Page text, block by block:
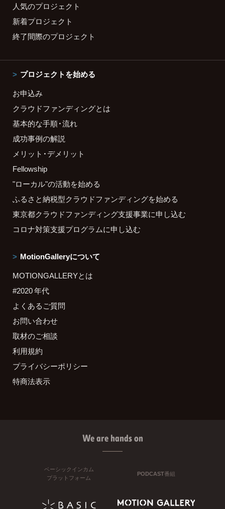
人気のプロジェクト
新着プロジェクト
終了間際のプロジェクト
プロジェクトを始める
お申込み
クラウドファンディングとは
基本的な手順・流れ
成功事例の解説
メリット・デメリット
Fellowship
"ローカル"の活動を始める
ふるさと納税型クラウドファンディングを始める
東京都クラウドファンディング支援事業に申し込む
コロナ対策支援プログラムに申し込む
MotionGalleryについて
MOTIONGALLERYとは
#2020 年代
よくあるご質問
お問い合わせ
取材のご相談
利用規約
プライバシーポリシー
特商法表示
We are hands on
ベーシックインカム
プラットフォーム
PODCAST番組